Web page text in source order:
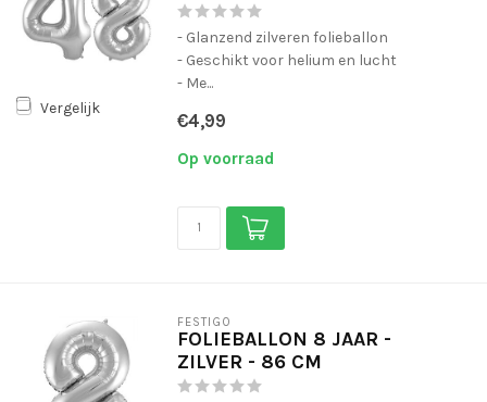
Vergelijk
- Glanzend zilveren folieballon
- Geschikt voor helium en lucht
- Me...
€4,99
Op voorraad
FESTIGO
FOLIEBALLON 8 JAAR -
ZILVER - 86 CM